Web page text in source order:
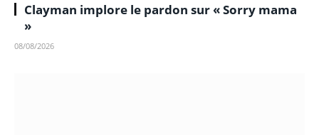
Clayman implore le pardon sur « Sorry mama
»
08/08/2026